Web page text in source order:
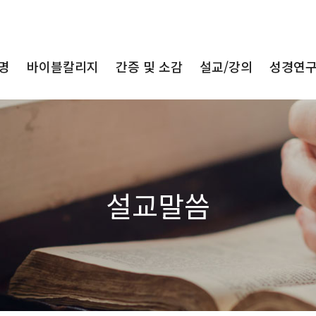
바이블칼리지 간증 및 소감 설교/강의 성경연
설교말씀